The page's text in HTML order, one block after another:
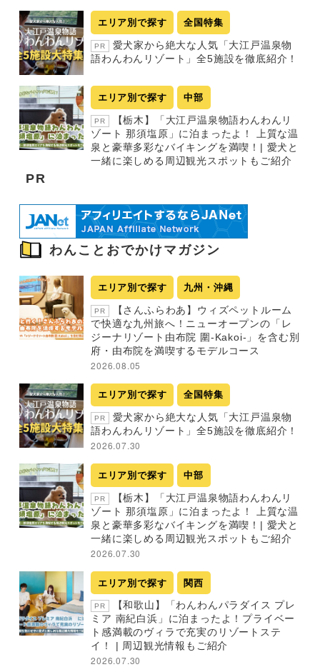
エリア別で探す 全国特集
PR
愛犬家から絶大な人気「大江戸温泉物
語わんわんリゾート」全5施設を徹底紹介！
エリア別で探す 中部
PR
【栃木】「大江戸温泉物語わんわんリ
ゾート 那須塩原」に泊まったよ！ 上質な温
泉と豪華多彩なバイキングを満喫！| 愛犬と
一緒に楽しめる周辺観光スポットもご紹介
PR
わんことおでかけマガジン
エリア別で探す 九州・沖縄
PR
【さんふらわあ】ウィズペットルーム
で快適な九州旅へ！ニューオープンの「レ
ジーナリゾート由布院 圍-Kakoi-」を含む別
府・由布院を満喫するモデルコース
2026.08.05
エリア別で探す 全国特集
PR
愛犬家から絶大な人気「大江戸温泉物
語わんわんリゾート」全5施設を徹底紹介！
2026.07.30
エリア別で探す 中部
PR
【栃木】「大江戸温泉物語わんわんリ
ゾート 那須塩原」に泊まったよ！ 上質な温
泉と豪華多彩なバイキングを満喫！| 愛犬と
一緒に楽しめる周辺観光スポットもご紹介
2026.07.30
エリア別で探す 関西
PR
【和歌山】「わんわんパラダイス プレ
ミア 南紀白浜」に泊まったよ！プライベー
ト感満載のヴィラで充実のリゾートステ
イ！ | 周辺観光情報もご紹介
2026.07.30